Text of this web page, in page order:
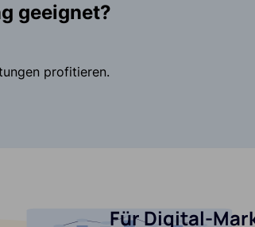
geeignet?
profitieren.
Für Digital-